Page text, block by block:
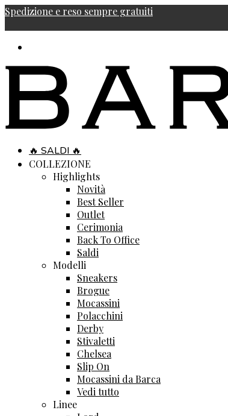
Spedizione e reso sempre gratuiti
🔥 SALDI 🔥
COLLEZIONE
Highlights
Novità
Best Seller
Outlet
Cerimonia
Back To Office
Saldi
Modelli
Sneakers
Brogue
Mocassini
Polacchini
Derby
Stivaletti
Chelsea
Slip On
Mocassini da Barca
Vedi tutto
Linee